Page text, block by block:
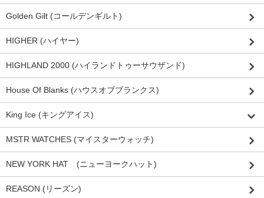
Golden Gilt (コールデンギルト)
HIGHER (ハイヤー)
HIGHLAND 2000 (ハイランドトゥーサウザンド)
House Of Blanks (ハウスオブブランクス)
King Ice (キングアイス)
MSTR WATCHES (マイスターウォッチ)
NEW YORK HAT (ニューヨークハット)
REASON (リーズン)